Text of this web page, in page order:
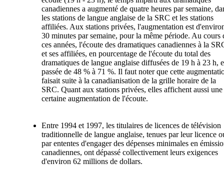
canadiennes a augmenté de quatre heures par semaine,
les stations de langue anglaise de la SRC et les stations
affiliées. Aux stations privées, l'augmentation est
30 minutes par semaine, pour la même période. Au cours
ces années, l'écoute des dramatiques canadiennes à la
et ses affiliées, en pourcentage de l'écoute du total des
dramatiques de langue anglaise diffusées de 19 h à 23 h,
passée de 48 % à 71 %. Il faut noter que cette
faisait suite à la canadianisation de la grille horaire de la
SRC. Quant aux stations privées, elles affichent aussi une
certaine augmentation de l'écoute.
Entre 1994 et 1997, les titulaires de licences de télévision
traditionnelle de langue anglaise, tenues par leur licence
par ententes d'engager des dépenses minimales en
canadiennes, ont dépassé collectivement leurs exigences
d'environ 62 millions de dollars.